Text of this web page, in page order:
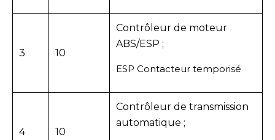
3 10
Contrôleur de moteur
ABS/ESP ;
ESP Contacteur temporisé
4 10
Contrôleur de transmission
automatique ;